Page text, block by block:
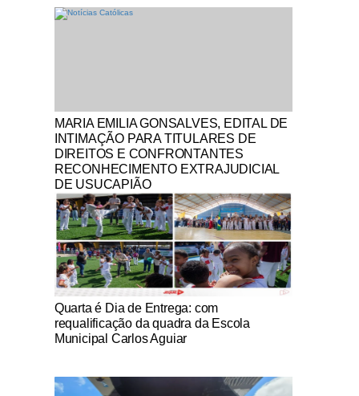
Notícias Católicas
MARIA EMILIA GONSALVES, EDITAL DE
INTIMAÇÃO PARA TITULARES DE
DIREITOS E CONFRONTANTES
RECONHECIMENTO EXTRAJUDICIAL
DE USUCAPIÃO
Notícias Católicas
Quarta é Dia de Entrega: com
requalificação da quadra da Escola
Municipal Carlos Aguiar